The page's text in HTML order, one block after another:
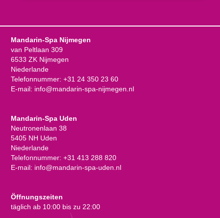
Mandarin-Spa Nijmegen
van Peltlaan 309
6533 ZK Nijmegen
Niederlande
Telefonnummer: +31 24 350 23 60
E-mail: info@mandarin-spa-nijmegen.nl
Mandarin-Spa Uden
Neutronenlaan 38
5405 NH Uden
Niederlande
Telefonnummer: +31 413 288 820
E-mail: info@mandarin-spa-uden.nl
Öffnungszeiten
täglich ab 10:00 bis zu 22:00